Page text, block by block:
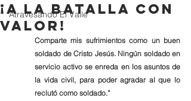
Atravesando El Valle
¡A la Batalla con
Valor!
Comparte mis sufrimientos como un buen
soldado de Cristo Jesús. Ningún soldado en
servicio activo se enreda en los asuntos de
la vida civil, para poder agradar al que lo
reclutó como soldado.”